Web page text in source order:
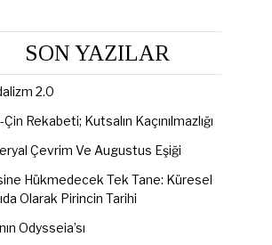
SON YAZILAR
2.0
Rekabeti; Kutsalın Kaçınılmazlığı
Çevrim Ve Augustus Eşiği
Hükmedecek Tek Tane: Küresel
Olarak Pirincin Tarihi
Odysseia’sı